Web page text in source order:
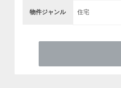
物件ジャンル 住宅